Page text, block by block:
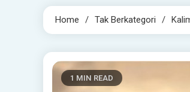
Home Tak Berkategori
1 MIN READ